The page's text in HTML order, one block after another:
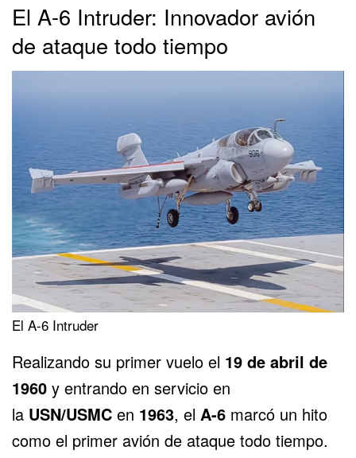
El A-6 Intruder: Innovador avión
de ataque todo tiempo
El A-6 Intruder
Realizando su primer vuelo el 19 de abril de
1960 y entrando en servicio en
la USN/USMC en 1963, el A-6 marcó un hito
como el primer avión de ataque todo tiempo.